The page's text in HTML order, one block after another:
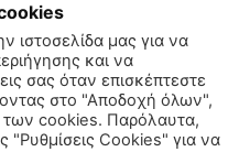
Διεθνή Κοινωνία
ιστοσελίδα μας για να
και να
σας όταν επισκέπτεστε
στο "Αποδοχή όλων",
των cookies. Παρόλαυτα,
"Ρυθμίσεις Cookies" για να